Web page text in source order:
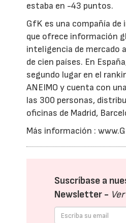
estaba en -43 puntos.
GfK es una compañía
que ofrece información
inteligencia de mercado
de cien países. En
segundo lugar en el
ANEIMO y cuenta con
las 300 personas,
oficinas de Madrid,
Más información :
Suscríbase a
Newsletter -